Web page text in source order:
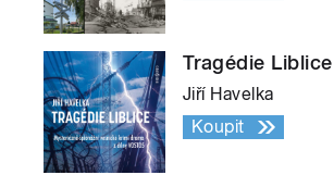
Tragédie Liblice
Jiří Havelka
Koupit